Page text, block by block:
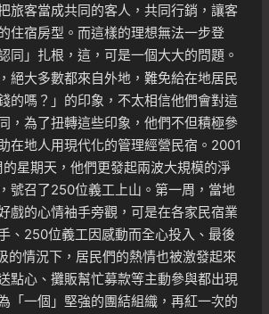
旅客當成共同的客人，共同行銷，讓客
住宿房型。而這樣的理想無法一步登
同」扎根，這，可是一個大大的問題。
大多數都來自外地，難免給在地居民
的嗎？」的印象，不太相信他們會對這
，為了扭轉這些印象，他們不但積極參
在地人用現代化的管理經營民宿。2001
星期天，他們更發起兩波大規模的淨
號召了250位義工上山。第一周，當地
戲的心情袖手旁觀，可是在各家民宿業
、250位義工因感動而全心投入、最後
的情況下，居民們的熱情也被激發起來
點心、攤販幫忙募款等主動參與都出現
「一個」堅強的團結組織，再紅一次的